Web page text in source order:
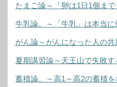
たまご論～「卵は1日1個まで
牛乳論。～「牛乳」は本当に
がん論～がんになった人の共
夏期講習論～天王山で失敗す
蓄積論。～高1～高2の蓄積を